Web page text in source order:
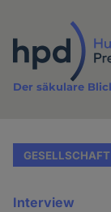
Inhalt
Der säkulare
GESELLSCHAFT
Interview